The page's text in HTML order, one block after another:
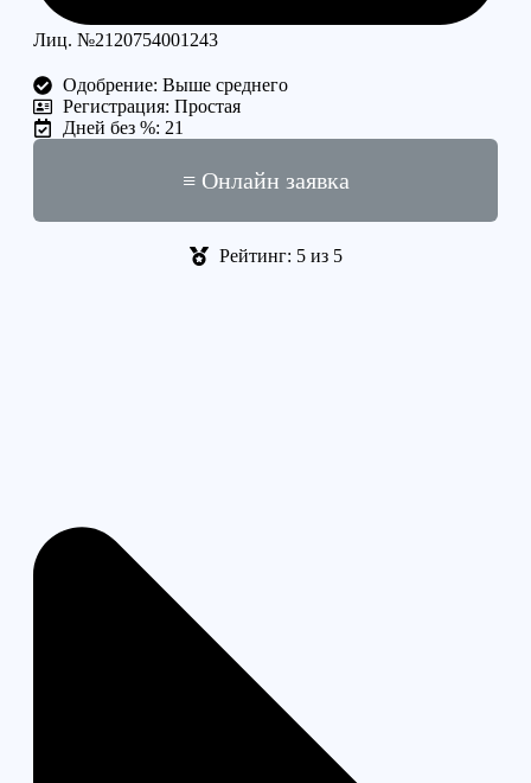
Лиц. №2120754001243
Одобрение: Выше среднего
Регистрация: Простая
Дней без %: 21
≡ Онлайн заявка
Рейтинг: 5 из 5